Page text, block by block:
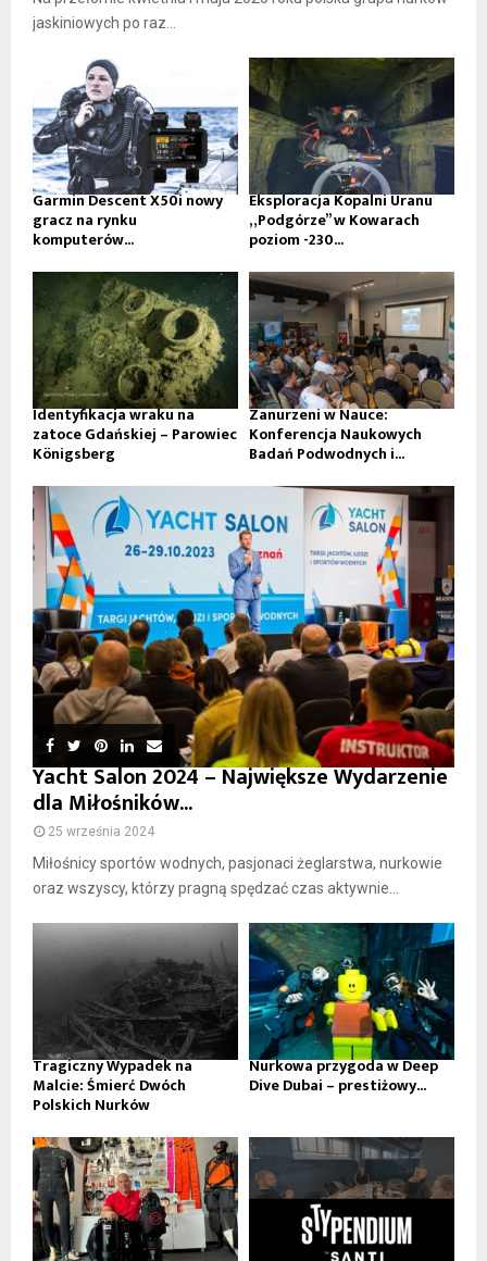
jaskiniowych po raz...
Garmin Descent X50i nowy
gracz na rynku
komputerów...
Eksploracja Kopalni Uranu
„Podgórze” w Kowarach
poziom -230...
Identyfikacja wraku na
zatoce Gdańskiej – Parowiec
Königsberg
Zanurzeni w Nauce:
Konferencja Naukowych
Badań Podwodnych i...
Yacht Salon 2024 – Największe Wydarzenie
dla Miłośników...
25 września 2024
Miłośnicy sportów wodnych, pasjonaci żeglarstwa, nurkowie
oraz wszyscy, którzy pragną spędzać czas aktywnie...
Tragiczny Wypadek na
Malcie: Śmierć Dwóch
Polskich Nurków
Nurkowa przygoda w Deep
Dive Dubai – prestiżowy...